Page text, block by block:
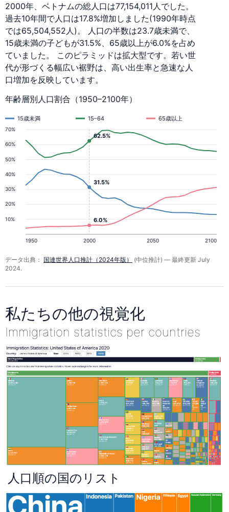
2000年、ベトナムの総人口は77,154,011人でした。
過去10年間で人口は17.8%増加しました(1990年時点
では65,504,552人)。 人口の半数は23.7歳未満で、
15歳未満の子どもが31.5%、65歳以上が6.0%を占め
ていました。 このピラミッドは拡大型です。若い世
代が形づくる幅広い裾野は、高い出生率と急速な人
口増加を反映しています。
年齢層別人口割合（1950–2100年）
10%
20%
30%
40%
50%
60%
70%
1950 2000 2050 2100
15歳未満 15–64 65歳以上
31.5%
6.0%
62.5%
データ出典： 国連世界人口推計（2024年版）
(中位推計) — 最終更新 July
2024.
私たちの他の視覚化
Immigration statistics per countries
人口順の国のリスト